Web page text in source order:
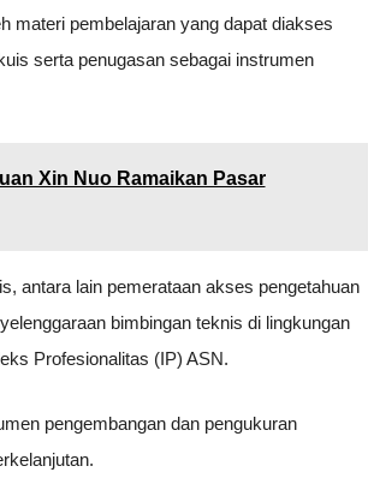
materi pembelajaran yang dapat diakses
serta penugasan sebagai instrumen
Xin Nuo Ramaikan Pasar
antara lain pemerataan akses pengetahuan
bimbingan teknis di lingkungan
Profesionalitas (IP) ASN.
pengembangan dan pengukuran